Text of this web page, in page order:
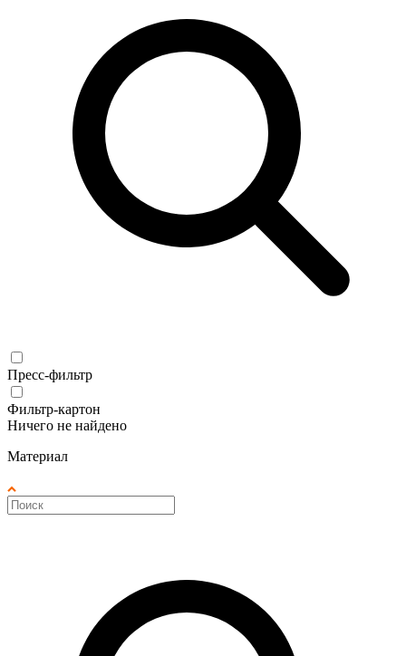
Пресс-фильтр
Фильтр-картон
Ничего не найдено
Материал